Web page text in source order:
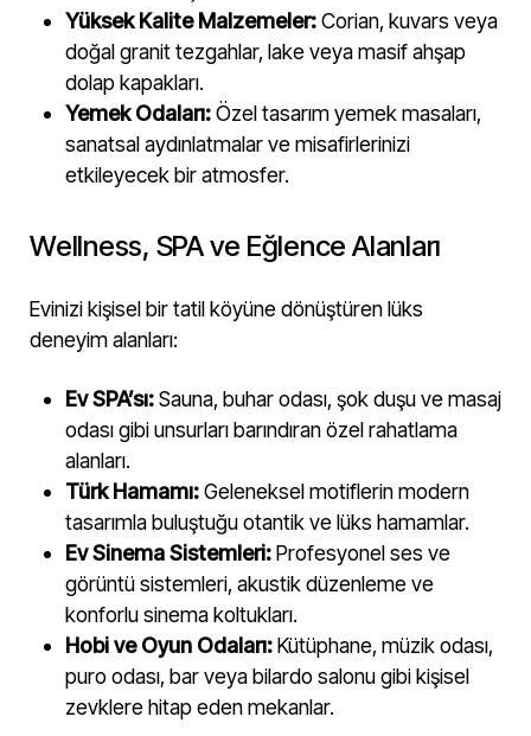
Yüksek Kalite Malzemeler:Corian, kuvars veya
doğal granit tezgahlar, lake veya masif ahşap
dolap kapakları.
Yemek Odaları:Özel tasarım yemek masaları,
sanatsal aydınlatmalar ve misafirlerinizi
etkileyecek bir atmosfer.
Wellness, SPA ve Eğlence Alanları
Evinizi kişisel bir tatil köyüne dönüştüren lüks
deneyim alanları:
Ev SPA’sı:Sauna, buhar odası, şok duşu ve masaj
odası gibi unsurları barındıran özel rahatlama
alanları.
Türk Hamamı:Geleneksel motiflerin modern
tasarımla buluştuğu otantik ve lüks hamamlar.
Ev Sinema Sistemleri:Profesyonel ses ve
görüntü sistemleri, akustik düzenleme ve
konforlu sinema koltukları.
Hobi ve Oyun Odaları:Kütüphane, müzik odası,
puro odası, bar veya bilardo salonu gibi kişisel
zevklere hitap eden mekanlar.